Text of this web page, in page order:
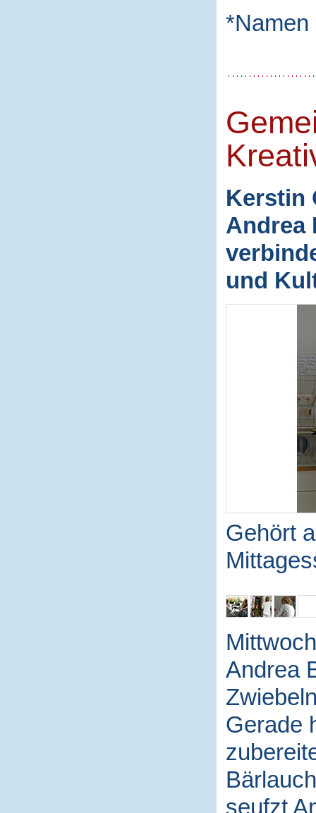
*Namen
Kerstin
Andrea
und
Gehört
Andrea
Gerade
seufzt